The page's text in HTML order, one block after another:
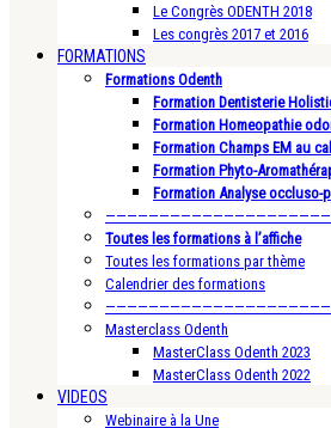
Le Congrès ODENTH 2018
Les congrès 2017 et 2016
FORMATIONS
Formations Odenth
Formation Dentisterie
Formation Homeopathie
Formation Champs EM au
Formation Phyto-
Formation Analyse occluso-
Toutes les formations à l’affiche
Toutes les formations par thème
Calendrier des formations
Masterclass Odenth
MasterClass Odenth 2023
MasterClass Odenth 2022
VIDEOS
Webinaire à la Une